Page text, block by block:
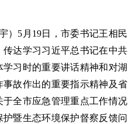
）5月19日，市委书记王相民
达学习习近平总书记在中共
习时的重要讲话精神和对湖
故作出的重要指示精神及省
全市应急管理重点工作情况
暨生态环境保护督察反馈问